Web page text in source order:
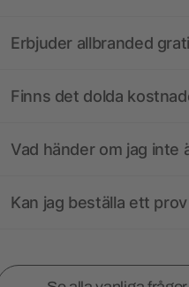
Erbjuder allbranded
Finns det dolda
Vad händer om jag inte
Kan jag beställa ett